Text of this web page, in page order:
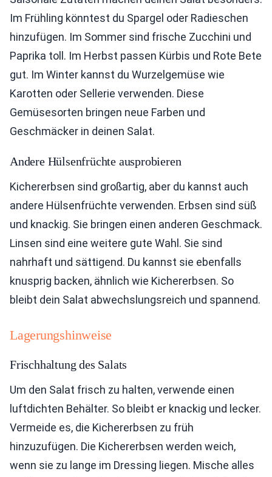
Im Frühling könntest du Spargel oder Radieschen
hinzufügen. Im Sommer sind frische Zucchini und
Paprika toll. Im Herbst passen Kürbis und Rote Bete
gut. Im Winter kannst du Wurzelgemüse wie
Karotten oder Sellerie verwenden. Diese
Gemüsesorten bringen neue Farben und
Geschmäcker in deinen Salat.
Andere Hülsenfrüchte ausprobieren
Kichererbsen sind großartig, aber du kannst auch
andere Hülsenfrüchte verwenden. Erbsen sind süß
und knackig. Sie bringen einen anderen Geschmack.
Linsen sind eine weitere gute Wahl. Sie sind
nahrhaft und sättigend. Du kannst sie ebenfalls
knusprig backen, ähnlich wie Kichererbsen. So
bleibt dein Salat abwechslungsreich und spannend.
Lagerungshinweise
Frischhaltung des Salats
Um den Salat frisch zu halten, verwende einen
luftdichten Behälter. So bleibt er knackig und lecker.
Vermeide es, die Kichererbsen zu früh
hinzuzufügen. Die Kichererbsen werden weich,
wenn sie zu lange im Dressing liegen. Mische alles